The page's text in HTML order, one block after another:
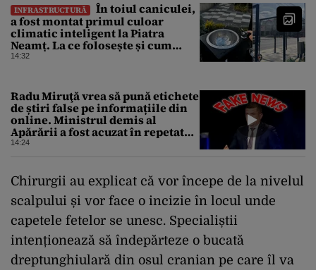
INFRASTRUCTURĂ
În toiul caniculei,
a fost montat primul culoar
climatic inteligent la Piatra
Neamț. La ce folosește și cum
arată
14:32
Radu Miruţă vrea să pună etichete
de știri false pe informațiile din
online. Ministrul demis al
Apărării a fost acuzat în repetate
rânduri că răspândeşte el însuși
14:24
Chirurgii au explicat că vor începe de la nivelul
scalpului și vor face o incizie în locul unde
capetele fetelor se unesc. Specialiștii
intenționează să îndepărteze o bucată
dreptunghiulară din osul cranian pe care îl va